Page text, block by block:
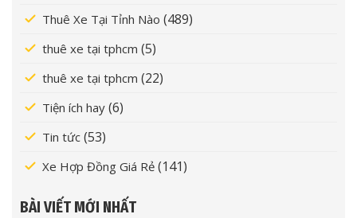
Thuê Xe Tại Tỉnh Nào (489)
thuê xe tại tphcm (5)
thuê xe tại tphcm (22)
Tiện ích hay (6)
Tin tức (53)
Xe Hợp Đồng Giá Rẻ (141)
BÀI VIẾT MỚI NHẤT